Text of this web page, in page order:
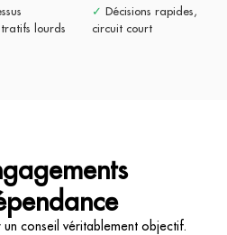
lourds
✓ Décisions rapides,
circuit court
conseil véritablement objectif.